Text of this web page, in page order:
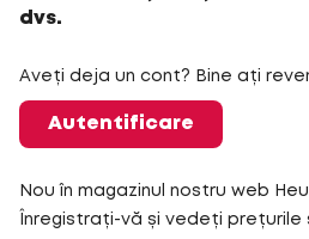
dvs.
Aveți deja un cont? Bine ați
Autentificare
Nou în magazinul nostru web
Înregistrați-vă și vedeți prețurile